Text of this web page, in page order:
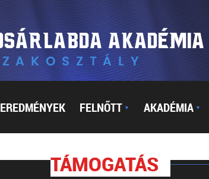
EREDMÉNYEK FELNŐTT ▼ AKADÉMIA ▼
TÁMOGATÁS